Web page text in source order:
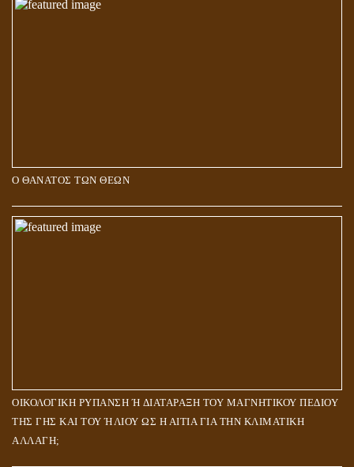
Ο ΘΑΝΑΤΟΣ ΤΩΝ ΘΕΩΝ
ΟΙΚΟΛΟΓΙΚΗ ΡΥΠΑΝΣΗ Ή ΔΙΑΤΑΡΑΞΗ ΤΟΥ ΜΑΓΝΗΤΙΚΟΥ ΠΕΔΙΟΥ
ΤΗΣ ΓΗΣ ΚΑΙ ΤΟΥ ΉΛΙΟΥ ΩΣ Η ΑΙΤΙΑ ΓΙΑ ΤΗΝ ΚΛΙΜΑΤΙΚΗ
ΑΛΛΑΓΗ;